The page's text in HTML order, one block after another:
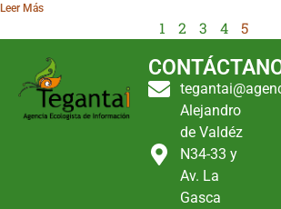
Leer Más
1 2 3 4 5
Alejandro
de Valdéz
N34-33 y
Av. La
Gasca